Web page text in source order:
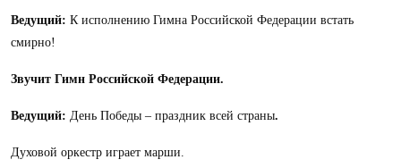
Ведущий: К исполнению Гимна Российской Федерации встать
смирно!
Звучит Гимн Российской Федерации.
Ведущий: День Победы – праздник всей страны.
Духовой оркестр играет марши.